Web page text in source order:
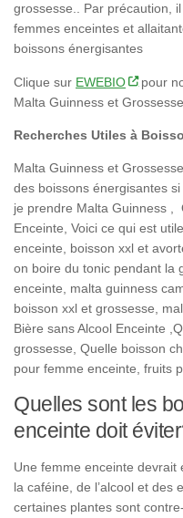
grossesse.. Par précaution,
femmes enceintes et
boissons énergisantes
Clique sur EWEBIO
pour
Malta Guinness et Grossesse
Recherches Utiles à
Malta Guinness et
des boissons énergisantes
je prendre Malta Guinness ,
Enceinte, Voici ce qui est
enceinte, boisson xxl et
on boire du tonic pendant la
enceinte, malta guinness
boisson xxl et grossesse,
Bière sans Alcool Enceinte
grossesse, Quelle boisson
pour femme enceinte, fruits
Quelles sont les
enceinte doit
Une femme enceinte devrait
la caféine, de l’alcool et des
certaines plantes sont